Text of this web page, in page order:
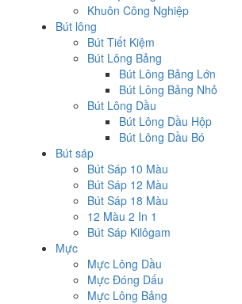
Khuôn Công Nghiệp
Bút lông
Bút Tiết Kiệm
Bút Lông Bảng
Bút Lông Bảng Lớn
Bút Lông Bảng Nhỏ
Bút Lông Dầu
Bút Lông Dầu Hộp
Bút Lông Dầu Bó
Bút sáp
Bút Sáp 10 Màu
Bút Sáp 12 Màu
Bút Sáp 18 Màu
12 Màu 2 In 1
Bút Sáp Kilôgam
Mực
Mực Lông Dầu
Mực Đóng Dấu
Mực Lông Bảng